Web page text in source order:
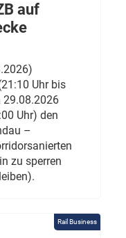
auf
Uhr bis
29.08.2026
Uhr) den
–
zu sperren
Rail Business